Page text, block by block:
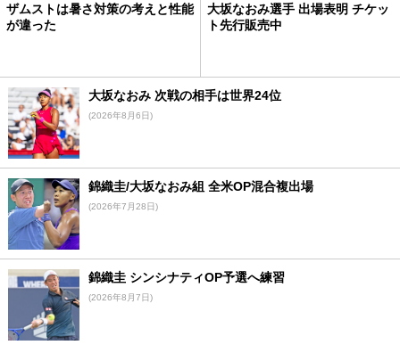
ザムストは暑さ対策の考えと性能
が違った
大坂なおみ選手 出場表明 チケッ
ト先行販売中
大坂なおみ 次戦の相手は世界24位
(2026年8月6日)
錦織圭/大坂なおみ組 全米OP混合複出場
(2026年7月28日)
錦織圭 シンシナティOP予選へ練習
(2026年8月7日)